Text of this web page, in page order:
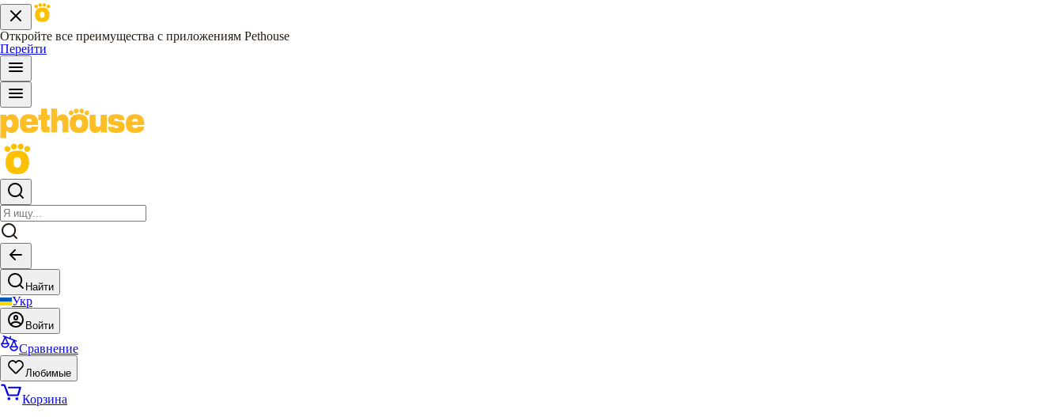
Откройте все преимущества с приложениям Pethouse
Перейти
Найти
Укр
Войти
Сравнение
Любимые
Корзина